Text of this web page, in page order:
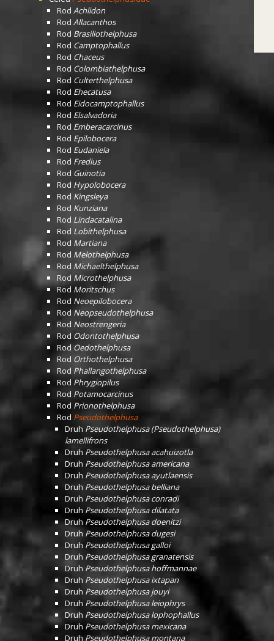
Rod Achlidon
Rod Allacanthos
Rod Brasiliothelphusa
Rod Camptophallus
Rod Chaceus
Rod Colombiathelphusa
Rod Culterthelphusa
Rod Ehecatusa
Rod Eidocamptophallus
Rod Elsalvadoria
Rod Emberacarcinus
Rod Epilobocera
Rod Eudaniela
Rod Fredius
Rod Guinotia
Rod Hypolobocera
Rod Kingsleya
Rod Kunziana
Rod Lindacatalina
Rod Lobithelphusa
Rod Martiana
Rod Melothelphusa
Rod Michaelthelphusa
Rod Microthelphusa
Rod Moritschus
Rod Neoepilobocera
Rod Neopseudothelphusa
Rod Neostrengeria
Rod Odontothelphusa
Rod Oedothelphusa
Rod Orthothelphusa
Rod Phallangothelphusa
Rod Phrygiopilus
Rod Potamocarcinus
Rod Prionothelphusa
Rod Pseudothelphusa
Druh Pseudothelphusa (Pseudothelphusa)
lamellifrons
Druh Pseudothelphusa acahuizotla
Druh Pseudothelphusa americana
Druh Pseudothelphusa ayutlaensis
Druh Pseudothelphusa belliana
Druh Pseudothelphusa conradi
Druh Pseudothelphusa dilatata
Druh Pseudothelphusa doenitzi
Druh Pseudothelphusa dugesi
Druh Pseudothelphusa galloi
Druh Pseudothelphusa granatensis
Druh Pseudothelphusa hoffmannae
Druh Pseudothelphusa ixtapan
Druh Pseudothelphusa jouyi
Druh Pseudothelphusa leiophrys
Druh Pseudothelphusa lophophallus
Druh Pseudothelphusa mexicana
Druh Pseudothelphusa montana